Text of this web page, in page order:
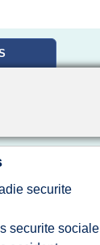
securite
securite sociale